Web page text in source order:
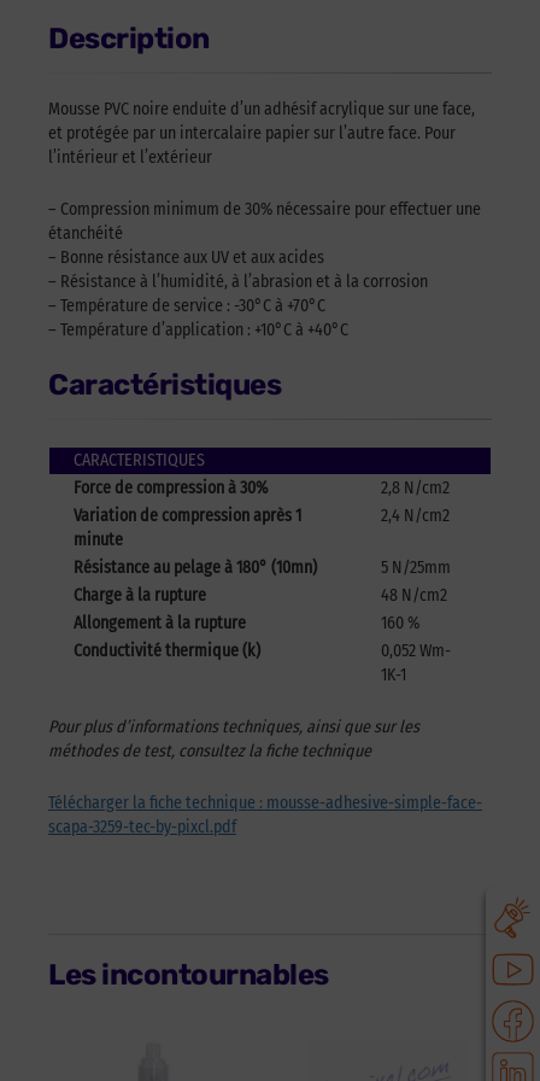
Description
Mousse PVC noire enduite d’un adhésif acrylique sur une face,
et protégée par un intercalaire papier sur l’autre face. Pour
l’intérieur et l’extérieur
– Compression minimum de 30% nécessaire pour effectuer une
étanchéité
– Bonne résistance aux UV et aux acides
– Résistance à l’humidité, à l’abrasion et à la corrosion
– Température de service : -30°C à +70°C
– Température d’application : +10°C à +40°C
Caractéristiques
CARACTERISTIQUES
Force de compression à 30%
2,8 N/cm2
Variation de compression après 1
minute
2,4 N/cm2
Résistance au pelage à 180° (10mn)
5 N/25mm
Charge à la rupture
48 N/cm2
Allongement à la rupture
160 %
Conductivité thermique (k)
0,052 Wm-
1K-1
Pour plus d’informations techniques, ainsi que sur les
méthodes de test, consultez la fiche technique
Télécharger la fiche technique : mousse-adhesive-simple-face-
scapa-3259-tec-by-pixcl.pdf
Les incontournables